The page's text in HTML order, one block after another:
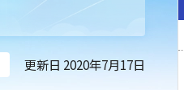
更新日 2020年7月17日